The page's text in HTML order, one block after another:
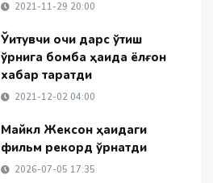
2021-11-29 20:00
Ўқитувчи очиқ дарс ўтиш
ўрнига бомба ҳақида ёлғон
хабар тарқатди
2021-12-02 04:00
Майкл Жексон ҳақидаги
фильм рекорд ўрнатди
2026-07-05 17:35